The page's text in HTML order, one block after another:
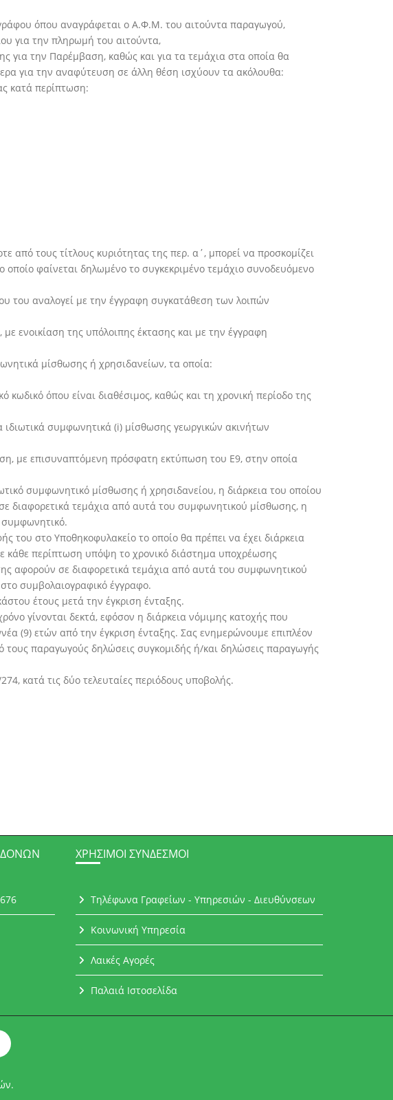
όπου αναγράφεται ο Α.Φ.Μ. του αιτούντα παραγωγού,
για την πληρωμή του αιτούντα,
για την Παρέμβαση, καθώς και για τα τεμάχια στα οποία θα
για την αναφύτευση σε άλλη θέση ισχύουν τα ακόλουθα:
κατά περίπτωση:
από τους τίτλους κυριότητας της περ. α΄, μπορεί να προσκομίζει
φαίνεται δηλωμένο το συγκεκριμένο τεμάχιο συνοδευόμενο
του αναλογεί με την έγγραφη συγκατάθεση των λοιπών
ενοικίαση της υπόλοιπης έκτασης και με την έγγραφη
μίσθωσης ή χρησιδανείων, τα οποία:
όπου είναι διαθέσιμος, καθώς και τη χρονική περίοδο της
συμφωνητικά (i) μίσθωσης γεωργικών ακινήτων
με επισυναπτόμενη πρόσφατη εκτύπωση του Ε9, στην οποία
συμφωνητικό μίσθωσης ή χρησιδανείου, η διάρκεια του οποίου
διαφορετικά τεμάχια από αυτά του συμφωνητικού μίσθωσης, η
συμφωνητικό.
του στο Υποθηκοφυλακείο το οποίο θα πρέπει να έχει διάρκεια
περίπτωση υπόψη το χρονικό διάστημα υποχρέωσης
αφορούν σε διαφορετικά τεμάχια από αυτά του συμφωνητικού
συμβολαιογραφικό έγγραφο.
έτους μετά την έγκριση ένταξης.
γίνονται δεκτά, εφόσον η διάρκεια νόμιμης κατοχής που
(9) ετών από την έγκριση ένταξης. Σας ενημερώνουμε επιπλέον
παραγωγούς δηλώσεις συγκομιδής ή/και δηλώσεις παραγωγής
κατά τις δύο τελευταίες περιόδους υποβολής.
ΧΡΉΣΙΜΟΙ ΣΎΝΔΕΣΜΟΙ
Τηλέφωνα Γραφείων - Υπηρεσιών - Διευθύνσεων
Κοινωνική Υπηρεσία
Λαικές Αγορές
Παλαιά Ιστοσελίδα